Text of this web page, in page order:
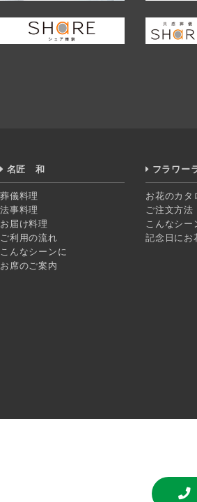
し、アクセス権限管理を実施します。な
を設置し、不正アクセスに対して必要な
い。事実関係を調査したうえで適切かつ
名匠 和
葬儀料理
法事料理
お届け料理
ご利用の流れ
こんなシーンに
お席のご案内
フラワー
お花のカタ
ご注文方法
こんなシー
記念日にお